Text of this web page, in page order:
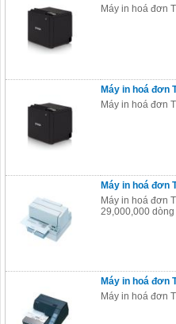
Máy in hoá đơn
Máy in hoá đơn
Máy in hoá đơn
Máy in hoá đơn
Máy in hoá đơn
29,000,000 dòng
Máy in hoá đơn
Máy in hoá đơn